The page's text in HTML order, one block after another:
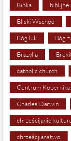
Biblia biblijne
Bliski Wschód
Bóg luk Bóg
Brazylia
catholic church
Centrum
Charles Darwin
chrześcijanie
chrześcjiaństwo